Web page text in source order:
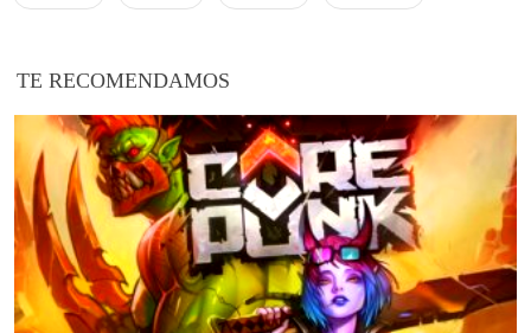
TE RECOMENDAMOS